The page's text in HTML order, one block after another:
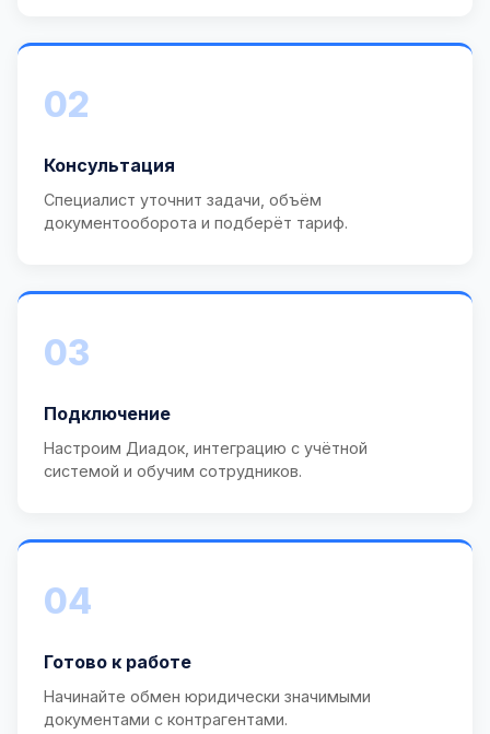
02
Консультация
Специалист уточнит задачи, объём
документооборота и подберёт тариф.
03
Подключение
Настроим Диадок, интеграцию с учётной
системой и обучим сотрудников.
04
Готово к работе
Начинайте обмен юридически значимыми
документами с контрагентами.